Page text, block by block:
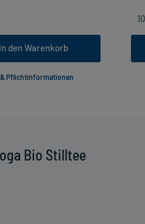
Bio Stilltee
In den Warenkorb
& Pflichtinformationen